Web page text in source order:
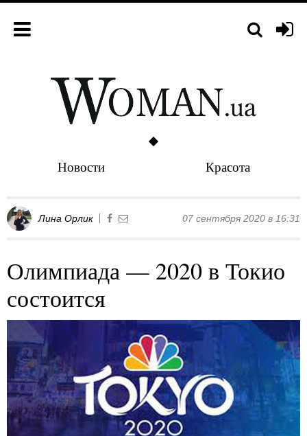
Новости Красота
Лина Орлик 07 сентября 2020 в 16:31
Олимпиада — 2020 в Токио
состоится